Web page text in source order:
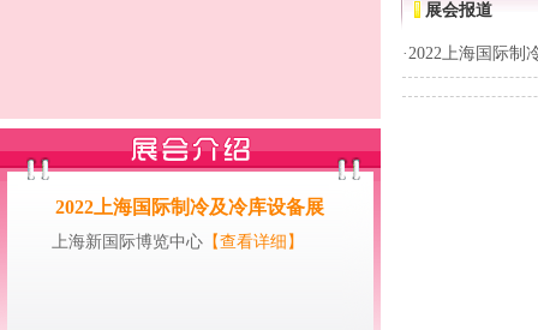
2022上海国际制冷及冷库设备展
上海新国际博览中心 【查看详细】
展会报道
·2022上海国际制